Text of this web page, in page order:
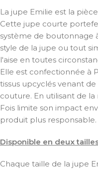
La jupe Emilie est la
Cette jupe courte
système de boutonnage
style de la jupe ou tout
l'aise en toutes
Elle est confectionnée à
tissus upcyclés venant
couture. En utilisant de
Fois limite son impact
produit plus responsable.
Disponible en deux
Chaque taille de la jupe